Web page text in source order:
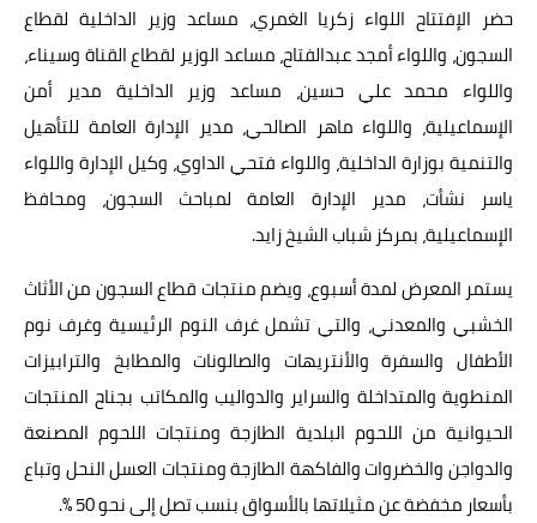
حضر الإفتتاح اللواء زكريا الغمري، مساعد وزير الداخلية لقطاع
السجون، واللواء أمجد عبدالفتاح، مساعد الوزير لقطاع القناة وسيناء،
واللواء محمد علي حسين، مساعد وزير الداخلية مدير أمن
الإسماعيلية، واللواء ماهر الصالحي، مدير الإدارة العامة للتأهيل
والتنمية بوزارة الداخلية، واللواء فتحي الداوي، وكيل الإدارة واللواء
ياسر نشأت، مدير الإدارة العامة لمباحث السجون، ومحافظ
الإسماعيلية، بمركز شباب الشيخ زايد.
يستمر المعرض لمدة أسبوع، ويضم منتجات قطاع السجون من الأثاث
الخشبي والمعدني، والتي تشمل غرف النوم الرئيسية وغرف نوم
الأطفال والسفرة والأنتريهات والصالونات والمطابخ والترابيزات
المنطوية والمتداخلة والسراير والدواليب والمكاتب بجناح المنتجات
الحيوانية من اللحوم البلدية الطازجة ومنتجات اللحوم المصنعة
والدواجن والخضروات والفاكهة الطازجة ومنتجات العسل النحل وتباع
بأسعار مخفضة عن مثيلاتها بالأسواق بنسب تصل إلى نحو 50 %.